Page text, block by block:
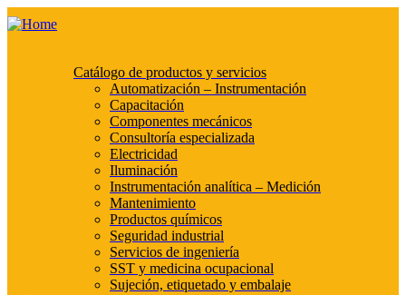
Catálogo de productos y servicios
Automatización – Instrumentación
Capacitación
Componentes mecánicos
Consultoría especializada
Electricidad
Iluminación
Instrumentación analítica – Medición
Mantenimiento
Productos químicos
Seguridad industrial
Servicios de ingeniería
SST y medicina ocupacional
Sujeción, etiquetado y embalaje